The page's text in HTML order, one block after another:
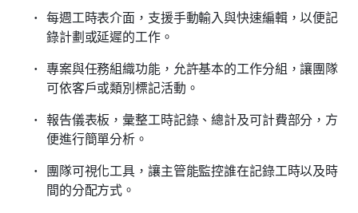
每週工時表介面，支援手動輸入與快速編輯，以便記
錄計劃或延遲的工作。
專案與任務組織功能，允許基本的工作分組，讓團隊
可依客戶或類別標記活動。
報告儀表板，彙整工時記錄、總計及可計費部分，方
便進行簡單分析。
團隊可視化工具，讓主管能監控誰在記錄工時以及時
間的分配方式。